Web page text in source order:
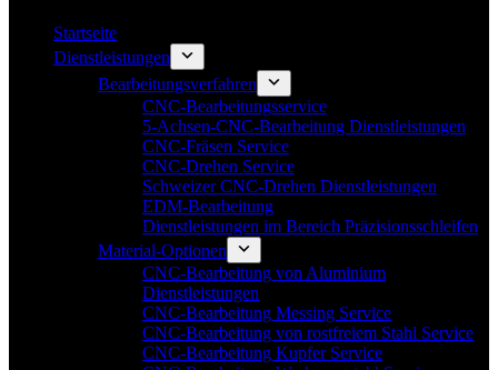
Startseite
Dienstleistungen
Bearbeitungsverfahren
CNC-Bearbeitungsservice
5-Achsen-CNC-Bearbeitung Dienstleistungen
CNC-Fräsen Service
CNC-Drehen Service
Schweizer CNC-Drehen Dienstleistungen
EDM-Bearbeitung
Dienstleistungen im Bereich Präzisionsschleifen
Material-Optionen
CNC-Bearbeitung von Aluminium
Dienstleistungen
CNC-Bearbeitung Messing Service
CNC-Bearbeitung von rostfreiem Stahl Service
CNC-Bearbeitung Kupfer Service